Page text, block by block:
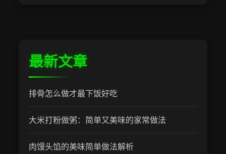
最新文章
排骨怎么做才最下饭好吃
大米打粉做粥：简单又美味的家常做法
肉馒头馅的美味简单做法解析